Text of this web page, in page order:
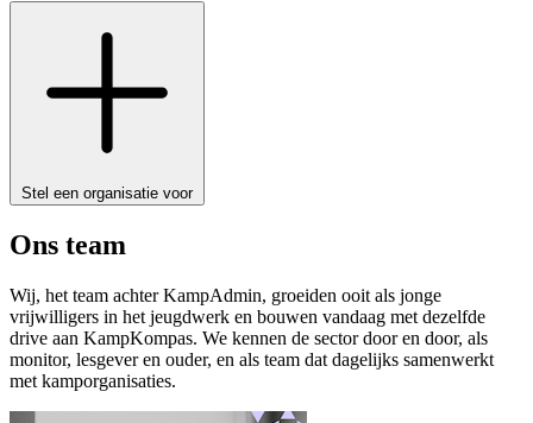
Stel een organisatie voor
Ons team
Wij, het team achter KampAdmin, groeiden ooit als jonge
vrijwilligers in het jeugdwerk en bouwen vandaag met dezelfde
drive aan KampKompas. We kennen de sector door en door, als
monitor, lesgever en ouder, en als team dat dagelijks samenwerkt
met kamporganisaties.